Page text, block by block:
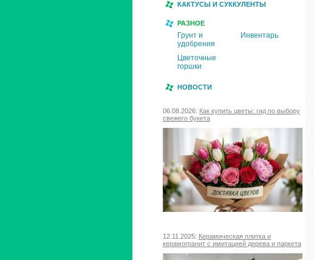
КАКТУСЫ И СУККУЛЕНТЫ
РАЗНОЕ
Грунт и
удобрения
Инвентарь
Цветочные
горшки
НОВОСТИ
06.08.2026: Как купить цветы: гид по выбору
свежего букета
12.11.2025: Керамическая плитка и
керамогранит с имитацией дерева и паркета